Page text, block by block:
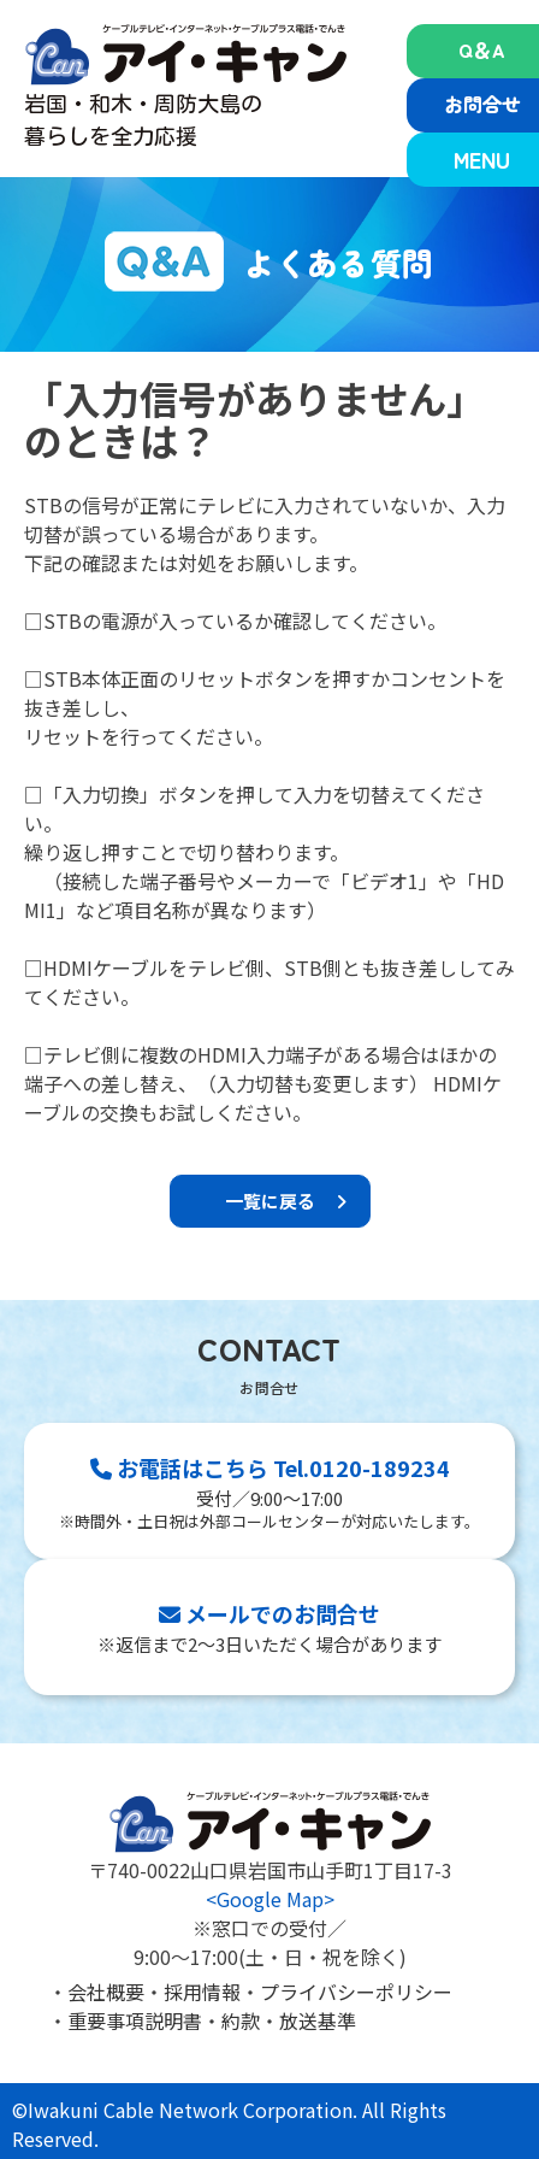
content
岩国・和木・周防大島の
暮らしを全力応援
Q＆A
お問合せ
MENU
よくある質問
「入力信号がありません」
のときは？
STBの信号が正常にテレビに入力されていないか、入力
切替が誤っている場合があります。
下記の確認または対処をお願いします。
□STBの電源が入っているか確認してください。
□STB本体正面のリセットボタンを押すかコンセントを
抜き差しし、
リセットを行ってください。
□「入力切換」ボタンを押して入力を切替えてくださ
い。
繰り返し押すことで切り替わります。
（接続した端子番号やメーカーで「ビデオ1」や「HD
MI1」など項目名称が異なります）
□HDMIケーブルをテレビ側、STB側とも抜き差ししてみ
てください。
□テレビ側に複数のHDMI入力端子がある場合はほかの
端子への差し替え、（入力切替も変更します） HDMIケ
ーブルの交換もお試しください。
一覧に戻る
CONTACT
お電話はこちら Tel.0120-189234
受付／9:00～17:00
※時間外・土日祝は外部コールセンターが対応いたします。
メールでのお問合せ
※返信まで2～3日いただく場合があります
〒740-0022山口県岩国市山手町1丁目17-3
<Google Map>
※窓口での受付／
9:00～17:00(土・日・祝を除く)
会社概要
採用情報
プライバシーポリシー
重要事項説明書
約款 放送基準
©Iwakuni Cable Network Corporation. All Rights
Reserved.